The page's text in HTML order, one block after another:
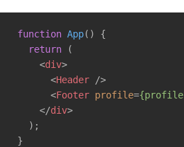
function App( ) {
return (
<div>
<Header />
<Footer profile={profile
</div>
  );
}